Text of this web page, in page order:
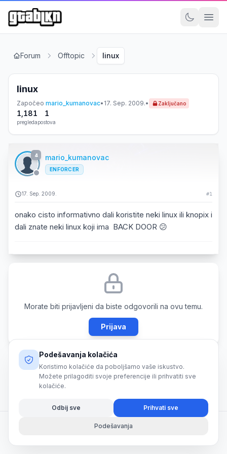
Forum Offtopic linux
linux
Započeo mario_kumanovac• 17. Sep. 2009.• Zaključano
1,181
pregleda
1
postova
4 mario_kumanovac
ENFORCER
17. Sep. 2009. #1
onako cisto informativno dali koristite neki linux ili knopix i
dali znate neki linux koji ima BACK DOOR 😕
Morate biti prijavljeni da biste odgovorili na ovu temu.
Prijava
© 2026 SmartShark. All rights reserved.
Podešavanja kolačića
Koristimo kolačiće da poboljšamo vaše iskustvo.
Možete prilagoditi svoje preferencije ili prihvatiti sve
kolačiće.
Podešavanja
Odbij sve Prihvati sve